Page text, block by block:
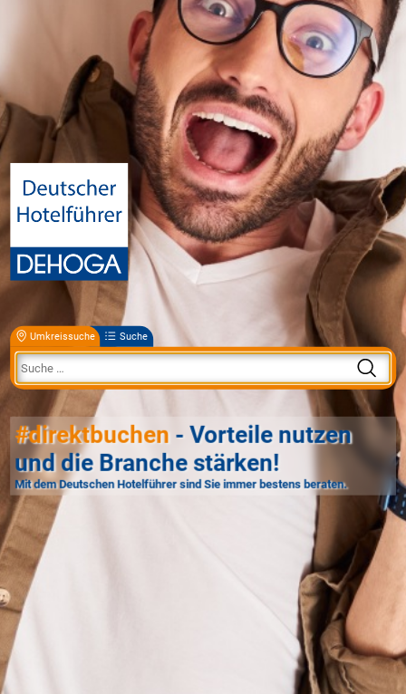
Umkreissuche Suche
#direktbuchen - Vorteile nutzen
und die Branche stärken!
Mit dem Deutschen Hotelführer sind Sie immer bestens beraten.